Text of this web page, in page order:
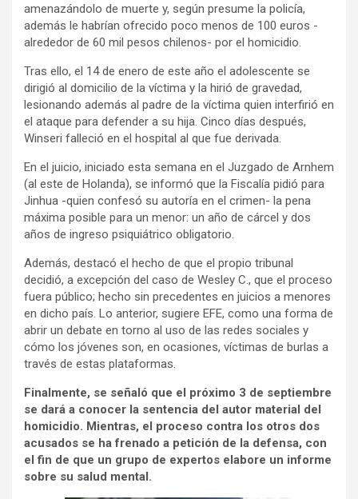
amenazándolo de muerte y, según presume la policía,
además le habrían ofrecido poco menos de 100 euros -
alrededor de 60 mil pesos chilenos- por el homicidio.
Tras ello, el 14 de enero de este año el adolescente se
dirigió al domicilio de la víctima y la hirió de gravedad,
lesionando además al padre de la víctima quien interfirió en
el ataque para defender a su hija. Cinco días después,
Winseri falleció en el hospital al que fue derivada.
En el juicio, iniciado esta semana en el Juzgado de Arnhem
(al este de Holanda), se informó que la Fiscalía pidió para
Jinhua -quien confesó su autoría en el crimen- la pena
máxima posible para un menor: un año de cárcel y dos
años de ingreso psiquiátrico obligatorio.
Además, destacó el hecho de que el propio tribunal
decidió, a excepción del caso de Wesley C., que el proceso
fuera público; hecho sin precedentes en juicios a menores
en dicho país. Lo anterior, sugiere EFE, como una forma de
abrir un debate en torno al uso de las redes sociales y
cómo los jóvenes son, en ocasiones, víctimas de burlas a
través de estas plataformas.
Finalmente, se señaló que el próximo 3 de septiembre
se dará a conocer la sentencia del autor material del
homicidio. Mientras, el proceso contra los otros dos
acusados se ha frenado a petición de la defensa, con
el fin de que un grupo de expertos elabore un informe
sobre su salud mental.